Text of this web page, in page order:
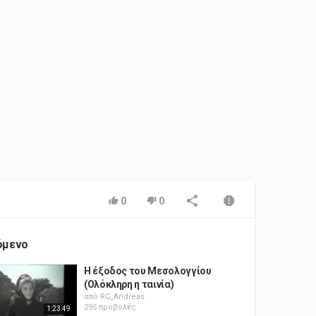
0 0
1:23:49
Η έξοδος του Μεσολογγίου
(Ολόκληρη η ταινία)
από RC_Andreas
295 προβολές